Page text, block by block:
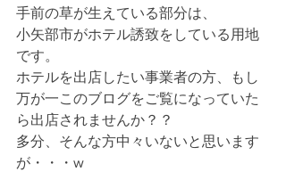
手前の草が生えている部分は、
小矢部市がホテル誘致をしている用地
です。
ホテルを出店したい事業者の方、もし
万が一このブログをご覧になっていた
ら出店されませんか？？
多分、そんな方中々いないと思います
が・・・w